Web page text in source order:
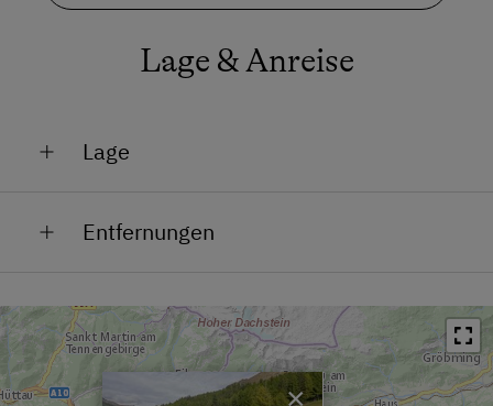
Lage & Anreise
Lage
Entfernungen
Bushaltestelle in 5 km
Ortszentrum in 7 km
×